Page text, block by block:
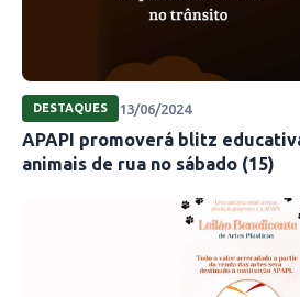
DESTAQUES 13/06/2024
APAPI promoverá blitz
animais de rua no sábado (15)